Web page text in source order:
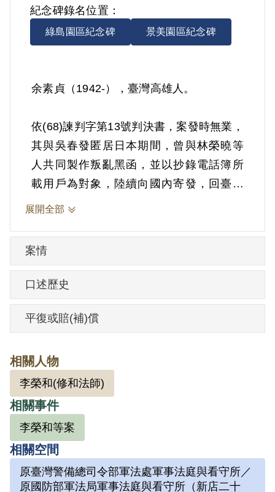
紀念碑錄名位置：
綠島園區紀念碑 景美園區紀念碑
余素貞（1942-），臺灣高雄人。
依(68)諫判字第13號判決書，案發時無業，
其與吳春發匿居日本期間，曾與林榮曉等
人共同製作叛亂黑函，並以抄錄電話簿所
載用戶為對象，陸續向國內寄發，回臺後
又數度參與商議暴亂活動等情。1978年9月
非法之方法顛覆政府而著手實行」判處有
期徒刑15年，全部財產除酌留其家屬必需
之生活費外沒收。1987年經臺灣警備總司
令部裁定減處有期徒刑7年6月。1987年5月
30日假釋。
其於1999年4月向補償基金會提出申請，
2000年7月經第1屆第18次董事會審核通過
予以補償。補償理由為其製作叛亂黑函，
以抄錄電話簿陸續向國內寄發，籌畫地區
暴動等情，只係謀議階段，尚未達著手實
行之程度，故認非有實據。
2019年5月經促轉會公告撤銷判決處分。
展開全部
案情
口述歷史
平復或賠(補)償
相關人物
李榮和(修和法師)
相關事件
李榮和等案
相關空間
原臺灣警備總司令部軍法處軍事法庭與看守所／
原國防部軍法局軍事法庭與看守所（新店二十